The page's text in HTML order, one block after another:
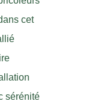
cet
sérénité